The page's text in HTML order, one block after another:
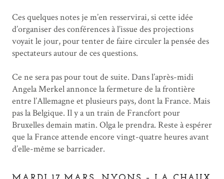
Ces quelques notes je m’en resservirai, si cette idée
d’organiser des conférences à l’issue des projections
voyait le jour, pour tenter de faire circuler la pensée des
spectateurs autour de ces questions.
Ce ne sera pas pour tout de suite. Dans l’après-midi
Angela Merkel annonce la fermeture de la frontière
entre l’Allemagne et plusieurs pays, dont la France. Mais
pas la Belgique. Il y a un train de Francfort pour
Bruxelles demain matin. Olga le prendra. Reste à espérer
que la France attende encore vingt-quatre heures avant
d’elle-même se barricader.